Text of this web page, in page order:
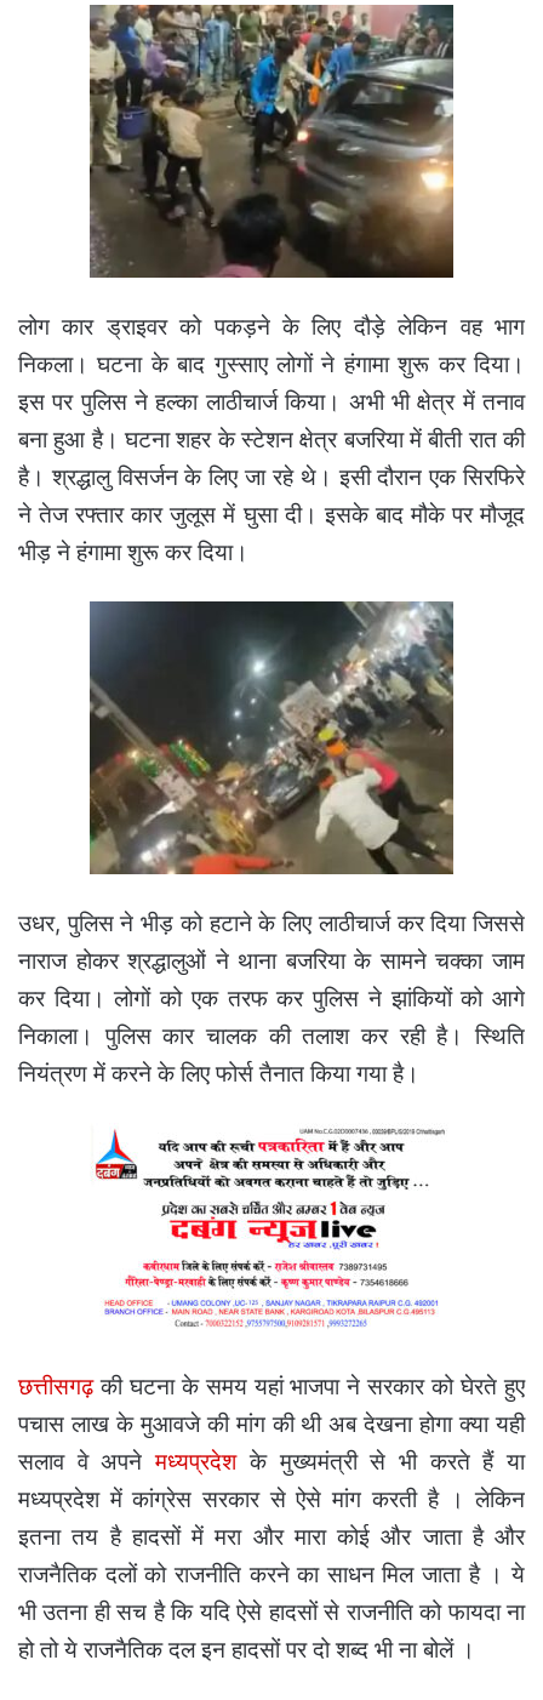
लोग कार ड्राइवर को पकड़ने के लिए दौड़े लेकिन वह भाग
निकला। घटना के बाद गुस्साए लोगों ने हंगामा शुरू कर दिया।
इस पर पुलिस ने हल्का लाठीचार्ज किया। अभी भी क्षेत्र में तनाव
बना हुआ है।घटना शहर के स्टेशन क्षेत्र बजरिया में बीती रात की
है। श्रद्धालु विसर्जन के लिए जा रहे थे। इसी दौरान एक सिरफिरे
ने तेज रफ्तार कार जुलूस में घुसा दी। इसके बाद मौके पर मौजूद
भीड़ ने हंगामा शुरू कर दिया।
उधर, पुलिस ने भीड़ को हटाने के लिए लाठीचार्ज कर दिया जिससे
नाराज होकर श्रद्धालुओं ने थाना बजरिया के सामने चक्का जाम
कर दिया। लोगों को एक तरफ कर पुलिस ने झांकियों को आगे
निकाला। पुलिस कार चालक की तलाश कर रही है। स्थिति
नियंत्रण में करने के लिए फोर्स तैनात किया गया है।
छत्तीसगढ़की घटना के समय यहां भाजपा ने सरकार को घेरते हुए
पचास लाख के मुआवजे की मांग की थी अब देखना होगा क्या यही
सलाव वे अपनेमध्यप्रदेशके मुख्यमंत्री से भी करते हैं या
मध्यप्रदेश में कांग्रेस सरकार से ऐसे मांग करती है । लेकिन
इतना तय है हादसों में मरा और मारा कोई और जाता है और
राजनैतिक दलों को राजनीति करने का साधन मिल जाता है । ये
भी उतना ही सच है कि यदि ऐसे हादसों से राजनीति को फायदा ना
हो तो ये राजनैतिक दल इन हादसों पर दो शब्द भी ना बोलें ।